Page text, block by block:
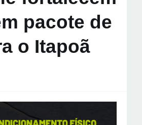
pacote de
o Itapoã